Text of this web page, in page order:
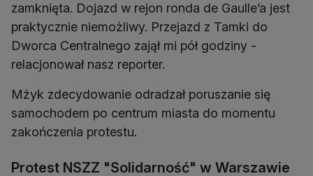
zamknięta. Dojazd w rejon ronda de Gaulle’a jest
praktycznie niemożliwy. Przejazd z Tamki do
Dworca Centralnego zajął mi pół godziny -
relacjonował nasz reporter.
Mżyk zdecydowanie odradzał poruszanie się
samochodem po centrum miasta do momentu
zakończenia protestu.
Protest NSZZ "Solidarność" w Warszawie